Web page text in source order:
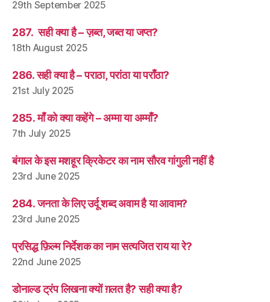
29th September 2025
287. सही क्या है – ज़ब्त, जब्त या जप्त?
18th August 2025
286. सही क्या है – पराठा, परांठा या पराँठा?
21st July 2025
285. माँ को क्या कहेंगे – अम्मा या अम्माँ?
7th July 2025
बंगाल के इस मशहूर क्रिकेटर का नाम सौरव गांगुली नहीं है
23rd June 2025
284. जनता के लिए उर्दू शब्द अवाम है या आवाम?
23rd June 2025
प्रसिद्ध फ़िल्म निर्देशक का नाम सत्यजित राय या रे?
22nd June 2025
डोनाल्ड ट्रंप लिखना क्यों ग़लत है? सही क्या है?